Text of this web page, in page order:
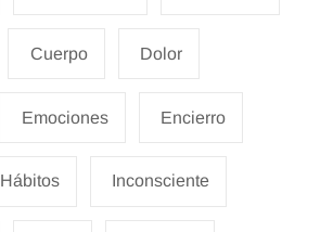
Cuerpo Dolor
Emociones Encierro
Hábitos Inconsciente